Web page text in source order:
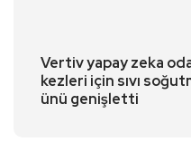
Vertiv yapay zeka
kezleri için sıvı
ünü genişletti